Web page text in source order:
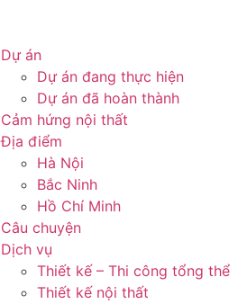
Dự án
Dự án đang thực hiện
Dự án đã hoàn thành
Cảm hứng nội thất
Địa điểm
Hà Nội
Bắc Ninh
Hồ Chí Minh
Câu chuyện
Dịch vụ
Thiết kế – Thi công tổng thể
Thiết kế nội thất